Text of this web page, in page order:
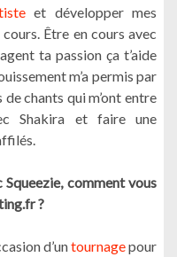
et développer mes
Être en cours avec
ta passion ça t’aide
m’a permis par
chants qui m’ont entre
Shakira et faire une
comment vous
?
d’untournagepour